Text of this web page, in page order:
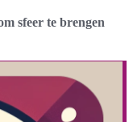
sfeer te brengen